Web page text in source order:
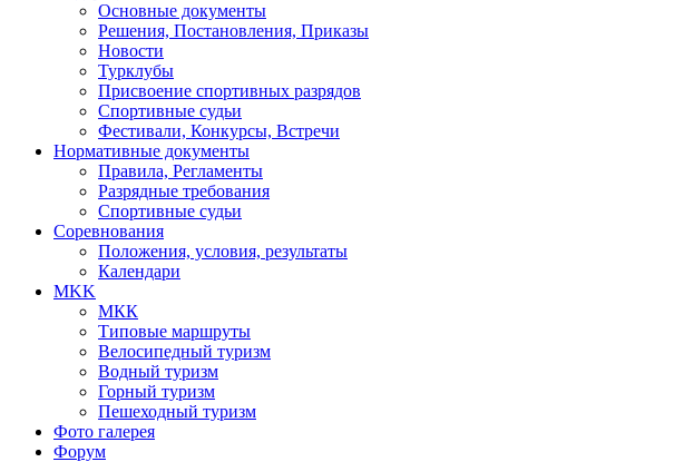
Основные документы
Решения, Постановления, Приказы
Новости
Турклубы
Присвоение спортивных разрядов
Спортивные судьи
Фестивали, Конкурсы, Встречи
Нормативные документы
Правила, Регламенты
Разрядные требования
Спортивные судьи
Соревнования
Положения, условия, результаты
Календари
MKK
МКК
Типовые маршруты
Велосипедный туризм
Водный туризм
Горный туризм
Пешеходный туризм
Фото галерея
Форум